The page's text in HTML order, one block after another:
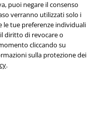
puoi negare il consenso
verranno utilizzati solo i
le tue preferenze individuali
diritto di revocare o
cliccando su
sulla protezione dei
.